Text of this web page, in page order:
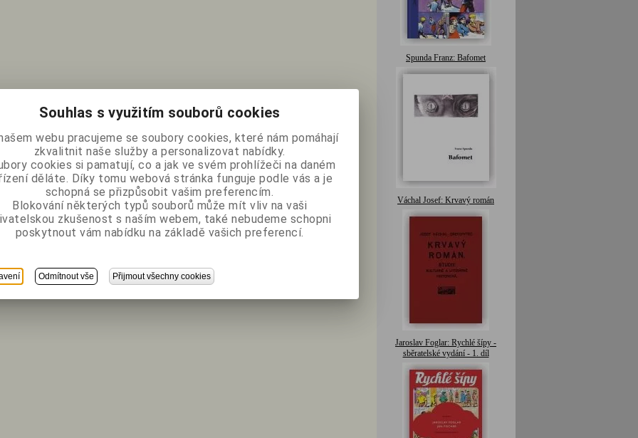
Spunda Franz: Bafomet
Váchal Josef: Krvavý román
Jaroslav Foglar: Rychlé šípy -
sběratelské vydání - 1. díl
Souhlas s využitím souborů cookies
webu pracujeme se soubory cookies, které nám pomáhají
zkvalitnit naše služby a personalizovat nabídky.
cookies si pamatují, co a jak ve svém prohlížeči na daném
děláte. Díky tomu webová stránka funguje podle vás a je
schopná se přizpůsobit vašim preferencím.
Blokování některých typů souborů může mít vliv na vaši
zkušenost s naším webem, také nebudeme schopni
poskytnout vám nabídku na základě vašich preferencí.
Odmítnout vše Přijmout všechny cookies